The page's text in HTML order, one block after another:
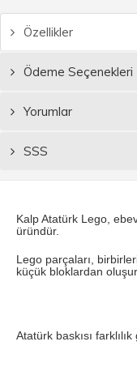
Özellikler
Ödeme Seçenekleri
Yorumlar
SSS
Kalp Atatürk Lego,
üründür.
Lego parçaları,
küçük bloklardan oluşur.
​Atatürk baskısı